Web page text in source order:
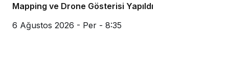
Mapping ve Drone Gösterisi Yapıldı
6 Ağustos 2026 - Per - 8:35